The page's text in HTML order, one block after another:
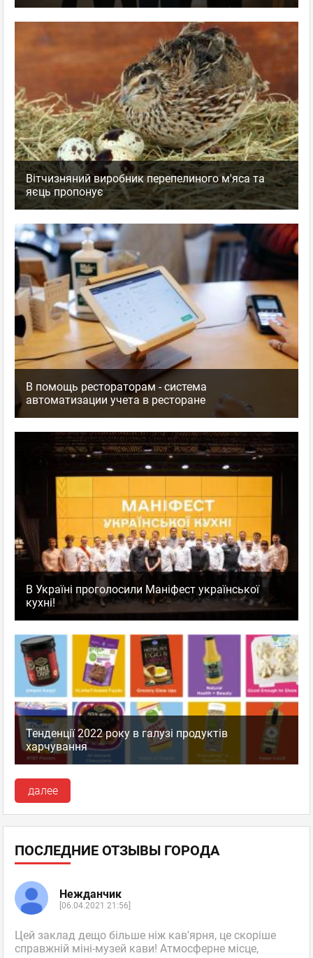
Вітчизняний виробник перепелиного м'яса та
яєць пропонує
В помощь рестораторам - система
автоматизации учета в ресторане
В Україні проголосили Маніфест української
кухні!
Тенденції 2022 року в галузі продуктів
харчування
далее
ПОСЛЕДНИЕ ОТЗЫВЫ ГОРОДА
Нежданчик
[06.04.2021 21:56]
Цей заклад дещо більше ніж кав'ярня, це скоріше
справжній міні-музей кави! Атмосферне місце,